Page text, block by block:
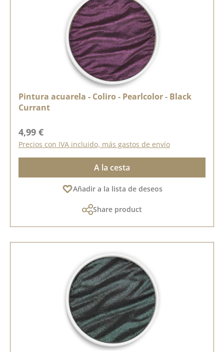
Pintura acuarela - Coliro - Pearlcolor - Black
Currant
Precio normal:
4,99 €
Precios con IVA incluido, más gastos de envío
A la cesta
Añadir a la lista de deseos
Share product